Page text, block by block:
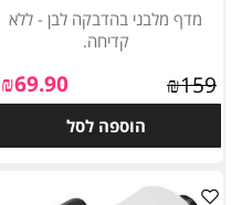
מדף מלבני בהדבקה לבן - ללא
קדיחה.
₪159
₪69.90
הוספה לסל